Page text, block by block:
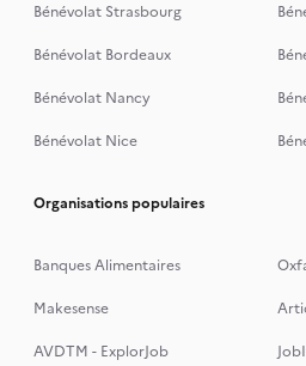
Bénévolat Strasbourg
Bénévolat Bordeaux
Bénévolat Nancy
Bénévolat Nice
Organisations populaires
Banques Alimentaires
Makesense
AVDTM - ExplorJob